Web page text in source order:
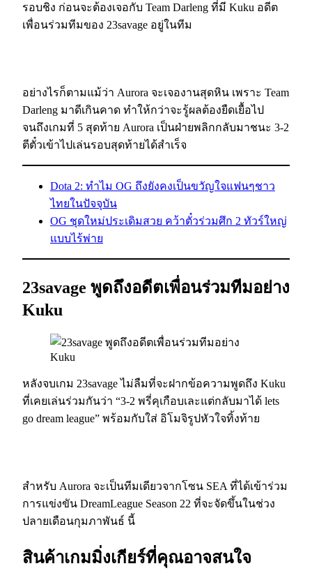
รอบชิง ก่อนจะต้องเจอกับ Team Darleng ที่มี Kuku อดีต
เพื่อนร่วมทีมของ 23savage อยู่ในทีม
อย่างไรก็ตามแม้ว่า Aurora จะเจองานสุดหิน เพราะ Team
Darleng มาดีเกินคาด ทำให้กว่าจะรู้ผลต้องยืดเยื้อไป
จนถึงเกมที่ 5 สุดท้าย Aurora เป็นฝ่ายพลิกกลับมาชนะ 3-2
ตีตั๋วเข้าไปเล่นรอบสุดท้ายได้สำเร็จ
Dota 2: ทำไม OG ถึงยังคงเป็นขวัญใจแฟนๆชาว
ไทยในปัจจุบัน
OG ชุดใหม่ประเดิมสวย คว้าตั๋วร่วมศึก 2 ทัวร์ใหญ่
แบบไร้พ่าย
23savage พูดถึงอดีตเพื่อนร่วมทีมอย่าง
Kuku
หลังจบเกม 23savage ไม่ลืมที่จะฝากข้อความพูดถึง Kuku
ที่เคยเล่นร่วมกันว่า “3-2 พรี่คุเกือบเละแต่กลับมาได้ lets
go dream league” พร้อมกับใส่ อิโมจิรูปหัวใจทิ้งท้าย
สำหรับ Aurora จะเป็นทีมเดียวจากโซน SEA ที่ได้เข้าร่วม
การแข่งขัน DreamLeague Season 22 ที่จะจัดขึ้นในช่วง
ปลายเดือนกุมภาพันธ์ นี้
สินค้าเกมมิ่งเกียร์ที่คุณอาจสนใจ